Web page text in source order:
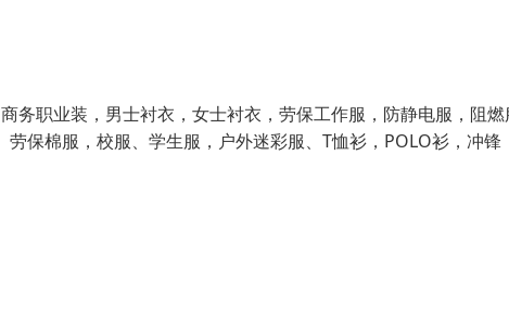
务职业装，男士衬衣，女士衬衣，劳保工作服，防静电服，阻
保棉服，校服、学生服，户外迷彩服、T恤衫，POLO衫，冲锋